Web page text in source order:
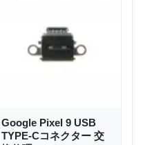
Google Pixel 9 USB
TYPE-Cコネクター 交